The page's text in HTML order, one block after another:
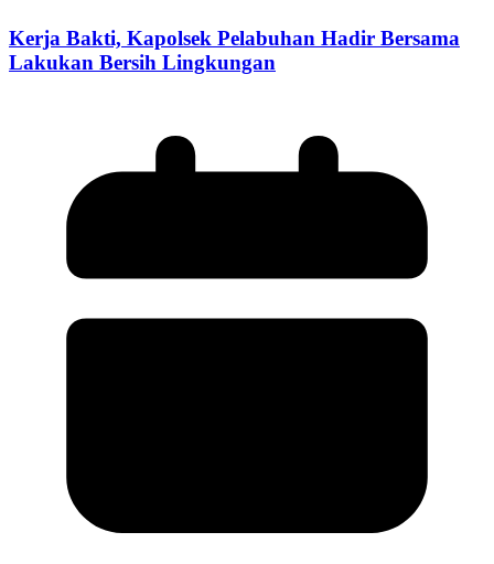
Kerja Bakti, Kapolsek Pelabuhan Hadir Bersama
Lakukan Bersih Lingkungan